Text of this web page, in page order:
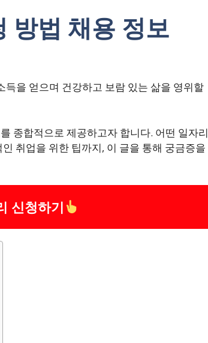
방법 채용 정보
을 얻으며 건강하고 보람 있는 삶을 영위할
종합적으로 제공하고자 합니다. 어떤 일자리
취업을 위한 팁까지, 이 글을 통해 궁금증을
신청하기